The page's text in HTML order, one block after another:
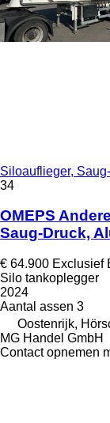
Siloauflieger,
34
OMEPS
Saug-Druck,
€ 64.900 Exclusief
Silo tankoplegger
2024
Aantal assen 3
Oostenrijk,
MG Handel GmbH
Contact opnemen